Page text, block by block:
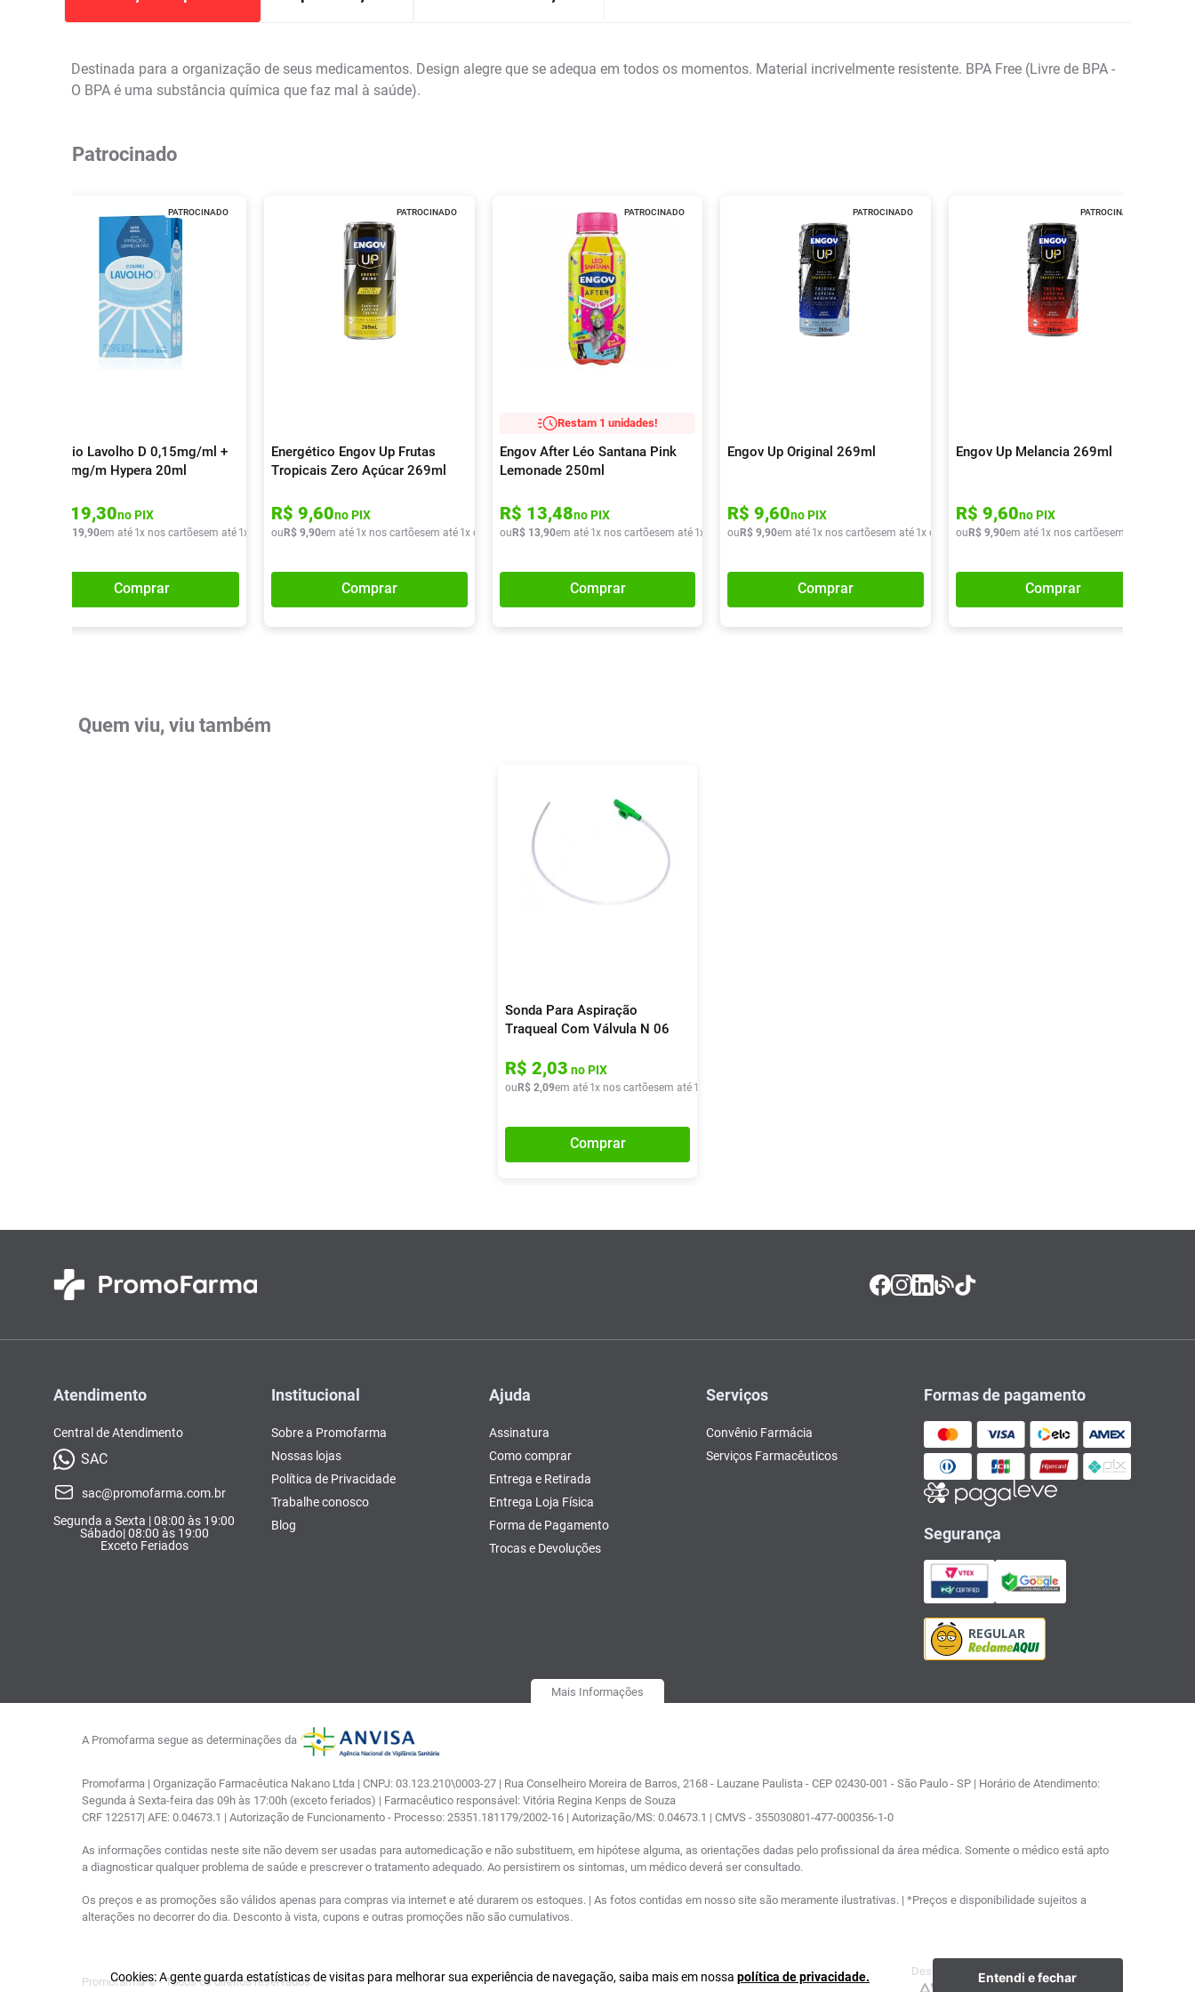
Destinada para a organização de seus medicamentos. Design alegre que se adequa em todos os momentos. Material incrivelmente resistente. BPA Free (Livre de BPA -
O BPA é uma substância química que faz mal à saúde).
Patrocinado
PATROCINADO
Colírio Lavolho D 0,15mg/ml +
0,30mg/m Hypera 20ml
19,30no PIX
19,90em até 1x nos cartõesem até 1x de R$ 19,90
Comprar
PATROCINADO
Energético Engov Up Frutas
Tropicais Zero Açúcar 269ml
R$ 9,60no PIX
ou R$ 9,90em até 1x nos cartõesem até 1x de R$ 9, 90
Comprar
PATROCINADO
Restam 1 unidades!
Engov After Léo Santana Pink
Lemonade 250ml
R$ 13,48no PIX
ou R$ 13,90em até 1x nos cartõesem até 1x de R$ 13,90
Comprar
PATROCINADO
Engov Up Original 269ml
R$ 9,60no PIX
ou R$ 9,90em até 1x nos cartõesem até 1x de R$ 9, 90
Comprar
PATROCINADO
Engov Up Melancia 269ml
R$ 9,60no PIX
ou R$ 9,90em até 1x nos cartõesem até
Comprar
Quem viu, viu também
Sonda Para Aspiração
Traqueal Com Válvula N 06
R$ 2,03 no PIX
ou R$ 2,09em até 1x nos cartõesem até 1
Comprar
Cookies: A gente guarda estatísticas de visitas para melhorar sua experiência de navegação, saiba mais em nossa política de privacidade. Entendi e fechar
Atendimento
Central de Atendimento
SAC
sac@promofarma.com.br
Segunda a Sexta | 08:00 às 19:00
Sábado| 08:00 às 19:00
Exceto Feriados
Institucional
Sobre a Promofarma
Nossas lojas
Política de Privacidade
Trabalhe conosco
Blog
Ajuda
Assinatura
Como comprar
Entrega e Retirada
Entrega Loja Física
Forma de Pagamento
Trocas e Devoluções
Serviços
Convênio Farmácia
Serviços Farmacêuticos
Formas de pagamento
Segurança
Mais Informações
A Promofarma segue as determinações da
Promofarma | Organização Farmacêutica Nakano Ltda | CNPJ: 03.123.210\0003-27 | Rua Conselheiro Moreira de Barros, 2168 - Lauzane Paulista - CEP 02430-001 - São Paulo - SP | Horário de Atendimento:
Segunda à Sexta-feira das 09h às 17:00h (exceto feriados) | Farmacêutico responsável: Vitória Regina Kenps de Souza
CRF 122517| AFE: 0.04673.1 | Autorização de Funcionamento - Processo: 25351.181179/2002-16 | Autorização/MS: 0.04673.1 | CMVS - 355030801-477-000356-1-0
As informações contidas neste site não devem ser usadas para automedicação e não substituem, em hipótese alguma, as orientações dadas pelo profissional da área médica. Somente o médico está apto
a diagnosticar qualquer problema de saúde e prescrever o tratamento adequado. Ao persistirem os sintomas, um médico deverá ser consultado.
Os preços e as promoções são válidos apenas para compras via internet e até durarem os estoques. | As fotos contidas em nosso site são meramente ilustrativas. | *Preços e disponibilidade sujeitos a
alterações no decorrer do dia. Desconto à vista, cupons e outras promoções não são cumulativos.
Promofarma © - Todos os direitos reservados.
Desenvolvimento Plataforma